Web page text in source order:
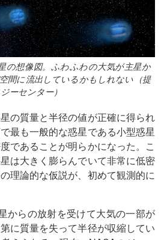
の想像図。ふわふわの大気が主星か
間に流出しているかもしれない（提
ーセンター）
の質量と半径の値が正確に得られ
最も一般的な惑星である小型惑星
であることが明らかになった。こ
は大きく膨らんでいて非常に低密
理論的な仮説が、初めて観測的に
からの放射を受けて大気の一部が
に質量を失って半径が収縮してい